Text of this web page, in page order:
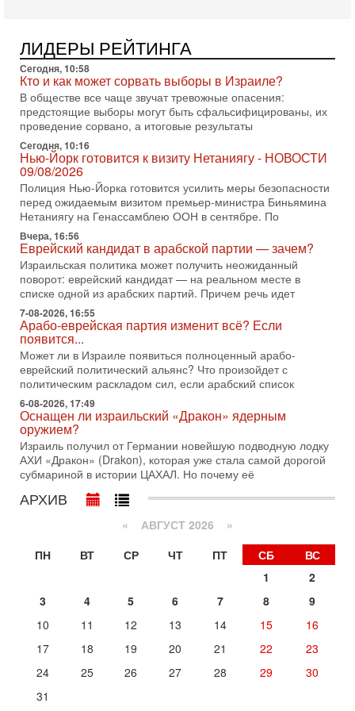
В этом выпуске мы разбираем одну из самых тревожных
тем израильской политики. Известно, что израильская
Служба общей безопасности (ШАБАК) создала
3-08-2026, 08:32
Трамп и Иран: последний шанс - НОВОСТИ
03/08/2026
Президент США Дональд Трамп объявил о возобновлении
переговоров с Ираном, но Тегеран пока не подтвердил
готовность к диалогу. По словам американского
2-08-2026, 08:42
Трамп отменил удар по Ирану - НОВОСТИ
02/08/2026
Президент США Дональд Трамп сегодня заявил об отмене
подготовленного удара по Ирану после обращений
Тегерана и других стран региона. По его словам,
1-08-2026, 17:50
«Русский голос» Израиля: кто заберет его на этот
раз?
Голоса русскоязычных репатриантов не раз кардинально
меняли политический ландшафт Израиля. Достаточно
вспомнить взлет партии «Исраэль ба-алия», когда
31-07-2026, 17:00
Тайны закрытых дверей: о чём на самом деле
молчат Трамп и Нетаньяху?
Недавний визит премьер-министра Израиля Биньямина
Нетаньяху в США и его встреча с Дональдом Трампом
оставили больше вопросов, чем ответов. Полная
31-07-2026, 15:18
Иран готовит покушение на Нетаниягу! Трамп не
хочет эскалации, но КСИР готовит взрыв!
по вопросам безопасности, офицер запаса
Международного управления полиции Израиля, автор
31-07-2026, 09:02
Битва за разоружение ХАМАСа - НОВОСТИ
Сегодня президент США Дональд Трамп заявил о
достижении исторического соглашения о полном
разоружении ХАМАСа и других вооруженных группировок в
Сегодня, 10:58
Кто и как может сорвать выборы в Израиле?
предстоящие выборы могут быть сфальсифицированы, их
ЛИДЕРЫ РЕЙТИНГА
Сегодня, 10:58
Кто и как может сорвать выборы в Израиле?
В обществе все чаще звучат тревожные опасения:
предстоящие выборы могут быть сфальсифицированы, их
проведение сорвано, а итоговые результаты
Сегодня, 10:16
Нью-Йорк готовится к визиту Нетаниягу - НОВОСТИ
09/08/2026
Полиция Нью-Йорка готовится усилить меры безопасности
перед ожидаемым визитом премьер-министра Биньямина
Нетаниягу на Генассамблею ООН в сентябре. По
Вчера, 16:56
Еврейский кандидат в арабской партии — зачем?
Израильская политика может получить неожиданный
поворот: еврейский кандидат — на реальном месте в
списке одной из арабских партий. Причем речь идет
7-08-2026, 16:55
Арабо-еврейская партия изменит всё? Если
появится...
Может ли в Израиле появиться полноценный арабо-
еврейский политический альянс? Что произойдет с
политическим раскладом сил, если арабский список
6-08-2026, 17:49
Оснащен ли израильский «Дракон» ядерным
оружием?
Израиль получил от Германии новейшую подводную лодку
АХИ «Дракон» (Drakon), которая уже стала самой дорогой
субмариной в истории ЦАХАЛ. Но почему её
АРХИВ
« АВГУСТ 2026 »
ПН
ВТ СР ЧТ ПТ СБ
ВС
1
2
3
4 5 6 7 8
9
10
11 12 13 14 15
16
17
18 19 20 21 22
23
24
25 26 27 28 29
30
31